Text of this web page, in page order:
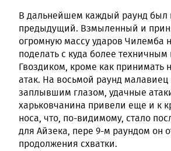
В дальнейшем каждый раунд был
предыдущий. Взмыленный и
огромную массу ударов Чилемба
поделать с куда более
Гвоздиком, кроме как принимать
атак. На восьмой раунд
заплывшим глазом, удачные
харьковчанина привели еще и к
носа, что, по-видимому, стало
для Айзека, пере 9-м раундом он
продолжения схватки.